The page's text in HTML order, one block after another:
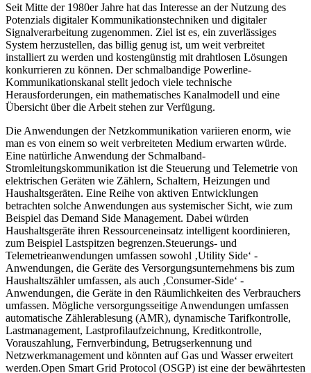
Seit Mitte der 1980er Jahre hat das Interesse an der Nutzung des
Potenzials digitaler Kommunikationstechniken und digitaler
Signalverarbeitung zugenommen. Ziel ist es, ein zuverlässiges
System herzustellen, das billig genug ist, um weit verbreitet
installiert zu werden und kostengünstig mit drahtlosen Lösungen
konkurrieren zu können. Der schmalbandige Powerline-
Kommunikationskanal stellt jedoch viele technische
Herausforderungen, ein mathematisches Kanalmodell und eine
Übersicht über die Arbeit stehen zur Verfügung.
Die Anwendungen der Netzkommunikation variieren enorm, wie
man es von einem so weit verbreiteten Medium erwarten würde.
Eine natürliche Anwendung der Schmalband-
Stromleitungskommunikation ist die Steuerung und Telemetrie von
elektrischen Geräten wie Zählern, Schaltern, Heizungen und
Haushaltsgeräten. Eine Reihe von aktiven Entwicklungen
betrachten solche Anwendungen aus systemischer Sicht, wie zum
Beispiel das Demand Side Management. Dabei würden
Haushaltsgeräte ihren Ressourceneinsatz intelligent koordinieren,
zum Beispiel Lastspitzen begrenzen.Steuerungs- und
Telemetrieanwendungen umfassen sowohl ‚Utility Side‘ -
Anwendungen, die Geräte des Versorgungsunternehmens bis zum
Haushaltszähler umfassen, als auch ‚Consumer-Side‘ -
Anwendungen, die Geräte in den Räumlichkeiten des Verbrauchers
umfassen. Mögliche versorgungsseitige Anwendungen umfassen
automatische Zählerablesung (AMR), dynamische Tarifkontrolle,
Lastmanagement, Lastprofilaufzeichnung, Kreditkontrolle,
Vorauszahlung, Fernverbindung, Betrugserkennung und
Netzwerkmanagement und könnten auf Gas und Wasser erweitert
werden.Open Smart Grid Protocol (OSGP) ist eine der bewährtesten